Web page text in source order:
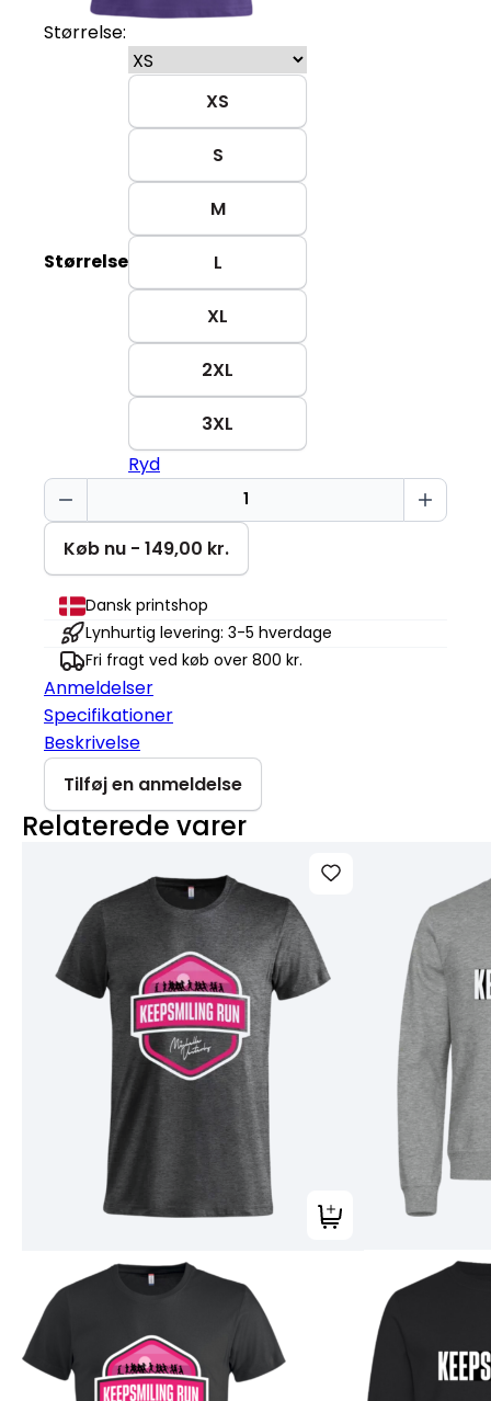
Størrelse:
Størrelse
XS
S
M
L
XL
2XL
3XL
Ryd
Keep
smiling
Basic-
T
antal
Køb nu - 149,00 kr.
Dansk printshop
Lynhurtig levering: 3-5 hverdage
Fri fragt ved køb over 800 kr.
Anmeldelser
Specifikationer
Beskrivelse
Tilføj en anmeldelse
Relaterede varer
Tilføj til kurv